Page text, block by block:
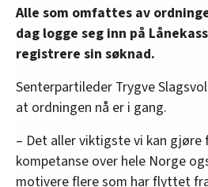
Alle som omfattes av
dag logge seg inn på
registrere sin søknad.
Senterpartileder Trygve
at ordningen nå er i gang.
– Det aller viktigste vi kan gjøre
kompetanse over hele Norge
motivere flere som har flyttet